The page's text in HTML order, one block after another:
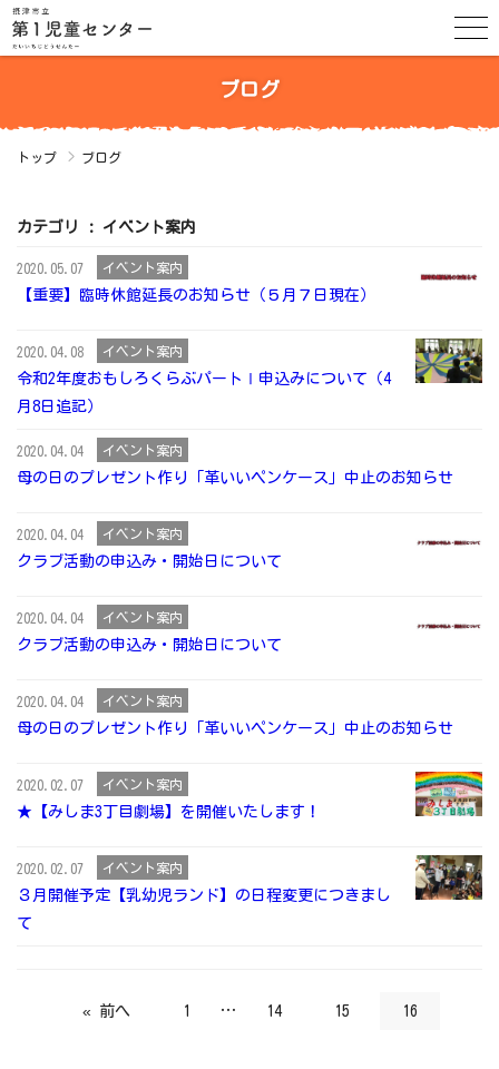
ブログ
トップ ブログ
カテゴリ : イベント案内
2020.05.07 イベント案内
【重要】臨時休館延長のお知らせ（５月７日現在）
2020.04.08 イベント案内
令和2年度おもしろくらぶパートⅠ申込みについて（4
月8日追記）
2020.04.04 イベント案内
母の日のプレゼント作り「革いいペンケース」中止のお知らせ
2020.04.04 イベント案内
クラブ活動の申込み・開始日について
2020.04.04 イベント案内
クラブ活動の申込み・開始日について
2020.04.04 イベント案内
母の日のプレゼント作り「革いいペンケース」中止のお知らせ
2020.02.07 イベント案内
★【みしま3丁目劇場】を開催いたします！
2020.02.07 イベント案内
３月開催予定【乳幼児ランド】の日程変更につきまし
て
« 前へ 1 … 14 15 16